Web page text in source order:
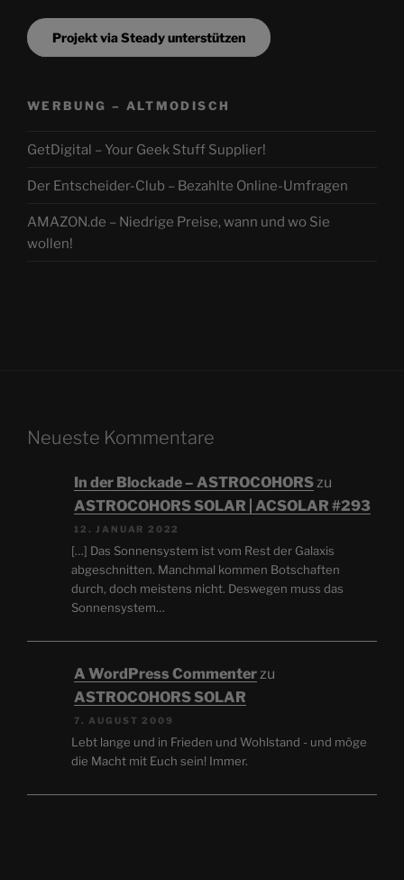
Projekt via Steady unterstützen
WERBUNG – ALTMODISCH
GetDigital – Your Geek Stuff Supplier!
Der Entscheider-Club – Bezahlte Online-Umfragen
AMAZON.de – Niedrige Preise, wann und wo Sie
wollen!
Neueste Kommentare
In der Blockade – ASTROCOHORS zu
ASTROCOHORS SOLAR | ACSOLAR #293
12. JANUAR 2022
[…] Das Sonnensystem ist vom Rest der Galaxis
abgeschnitten. Manchmal kommen Botschaften
durch, doch meistens nicht. Deswegen muss das
Sonnensystem…
A WordPress Commenter zu
ASTROCOHORS SOLAR
7. AUGUST 2009
Lebt lange und in Frieden und Wohlstand - und möge
die Macht mit Euch sein! Immer.